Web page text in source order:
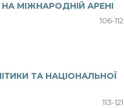
МІЖНАРОДНІЙ АРЕНІ
106-112
ТА НАЦІОНАЛЬНОЇ
113-121